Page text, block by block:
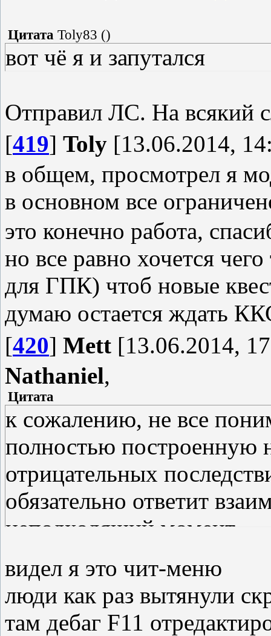
Цитата Toly83 ()
вот чё я и запутался
Отправил ЛС. На всякий
[419] Toly [13.06.2014,
в общем, просмотрел я
в основном все
это конечно работа,
но все равно хочется
для ГПК) чтоб новые
думаю остается ждать
[420] Mett [13.06.2014,
Nathaniel,
Цитата
к сожалению, не все
полностью построенную
отрицательных
обязательно ответит
неподходящий момент
видел я это чит-меню
люди как раз вытянули
там дебаг F11